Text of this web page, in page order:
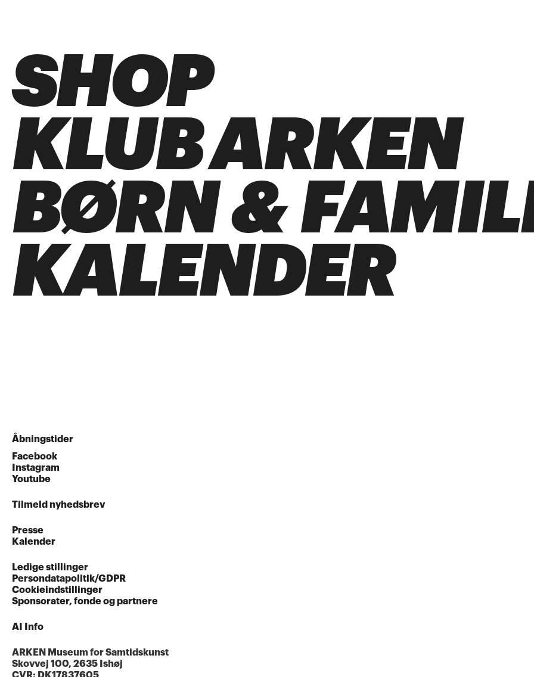
SHOP
KLUB ARKEN
BØRN &
KALENDER
Åbningstider
Facebook
Instagram
Youtube
Tilmeld nyhedsbrev
Presse
Kalender
Ledige stillinger
Persondatapolitik/GDPR
Cookieindstillinger
Sponsorater, fonde og partnere
AI Info
ARKEN Museum for Samtidskunst
Skovvej 100, 2635 Ishøj